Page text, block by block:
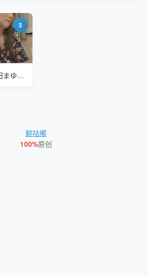
3
榎田真由美(榎田まゆ美 Mayumi Enokida) 人妻系列
鲜咕嘟
100%原创